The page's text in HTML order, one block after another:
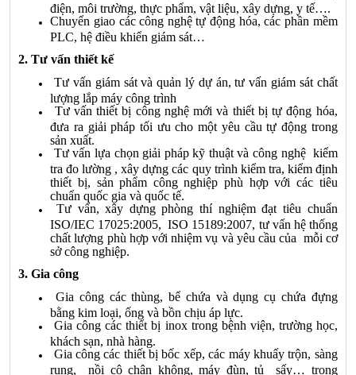
điện, môi trường, thực phẩm, vật liệu, xây dựng, y tế….
Chuyển giao các công nghệ tự động hóa, các phần mềm
PLC, hệ điều khiển giám sát…
2. Tư vấn thiết kế
Tư vấn giám sát và quản lý dự án, tư vấn giám sát chất
lượng lắp máy công trình
Tư vấn thiết bị công nghệ mới và thiết bị tự động hóa,
đưa ra giải pháp tối ưu cho một yêu cầu tự động trong
sản xuất.
Tư vấn lựa chọn giải pháp kỹ thuật và công nghệ kiểm
tra đo lường , xây dựng các quy trình kiểm tra, kiểm định
thiết bị, sản phẩm công nghiệp phù hợp với các tiêu
chuẩn quốc gia và quốc tế.
Tư vấn, xây dựng phòng thí nghiệm đạt tiêu chuẩn
ISO/IEC 17025:2005, ISO 15189:2007, tư vấn hệ thống
chất lượng phù hợp với nhiệm vụ và yêu cầu của mỗi cơ
sở công nghiệp.
3. Gia công
Gia công các thùng, bể chứa và dụng cụ chứa đựng
bằng kim loại, ống và bồn chịu áp lực.
Gia công các thiết bị inox trong bệnh viện, trường học,
khách sạn, nhà hàng.
Gia công các thiết bị bốc xếp, các máy khuấy trộn, sàng
rung, nồi cô chân không, máy đùn, tủ sấy… trong